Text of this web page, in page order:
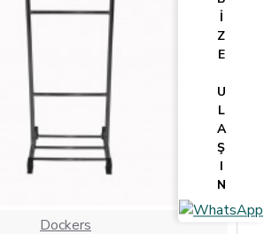
Dockers
İ
Z
E
U
L
A
Ş
I
N